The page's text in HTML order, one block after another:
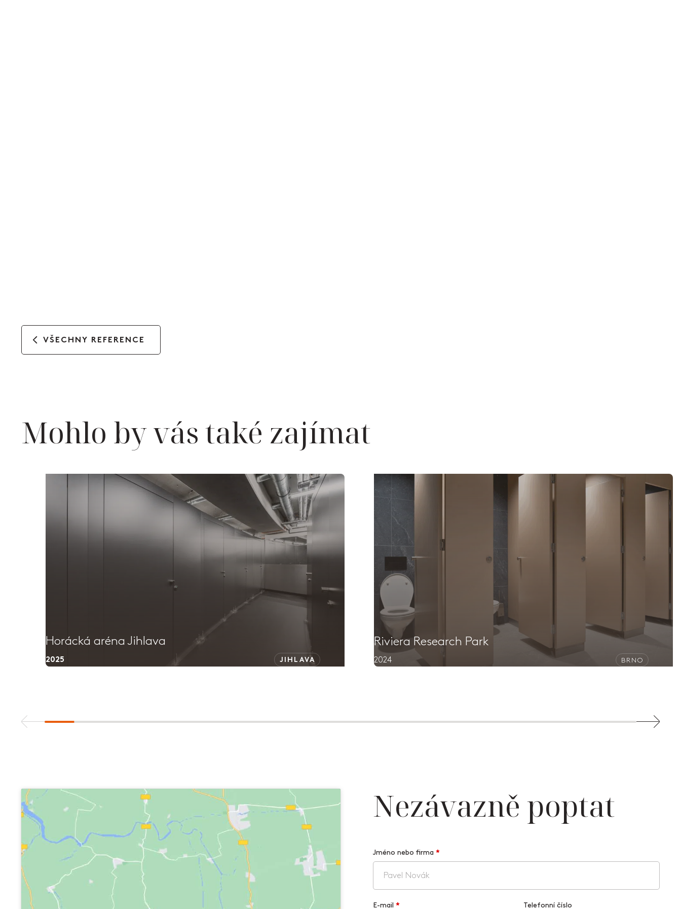
VŠECHNY REFERENCE
Mohlo by vás také zajímat
Horácká aréna Jihlava
2025 JIHLAVA
Riviera Research Park
2024 BRNO
Nezávazně poptat
Jméno nebo firma *
E-mail * Telefonní číslo